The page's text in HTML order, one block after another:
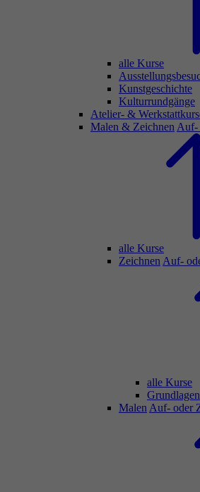
alle Kurse
Kunstgeschichte
Kulturrundgänge
Atelier- &
Malen & Zeichnen Auf-
alle Kurse
Zeichnen Auf-
alle Kurse
Grundlagen
Malen Auf- oder